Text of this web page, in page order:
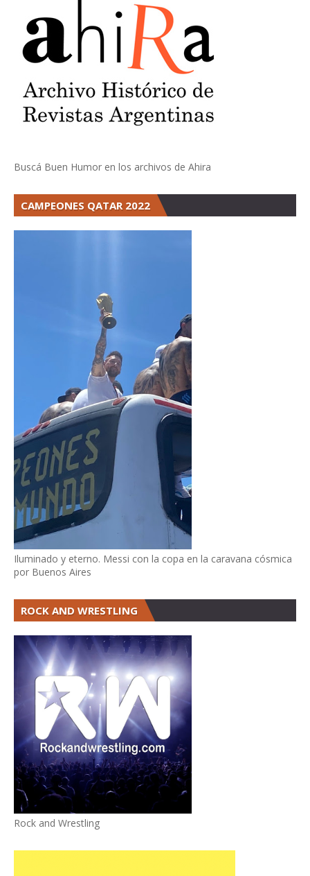
Buscá Buen Humor en los archivos de Ahira
CAMPEONES QATAR 2022
Iluminado y eterno. Messi con la copa en la caravana cósmica
por Buenos Aires
ROCK AND WRESTLING
Rock and Wrestling